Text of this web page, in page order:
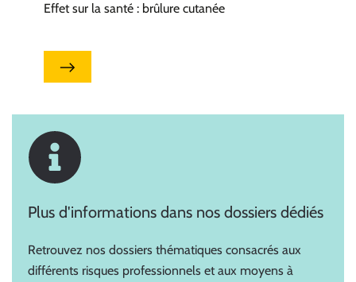
Effet sur la santé : brûlure cutanée
Plus d'informations dans nos dossiers dédiés
Retrouvez nos dossiers thématiques consacrés aux
différents risques professionnels et aux moyens à